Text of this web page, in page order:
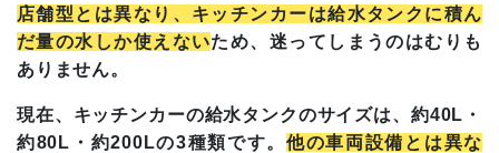
店舗型とは異なり、キッチンカーは給水タンクに積ん
だ量の水しか使えないため、迷ってしまうのはむりも
ありません。
現在、キッチンカーの給水タンクのサイズは、約40L・
約80L・約200Lの3種類です。他の車両設備とは異な